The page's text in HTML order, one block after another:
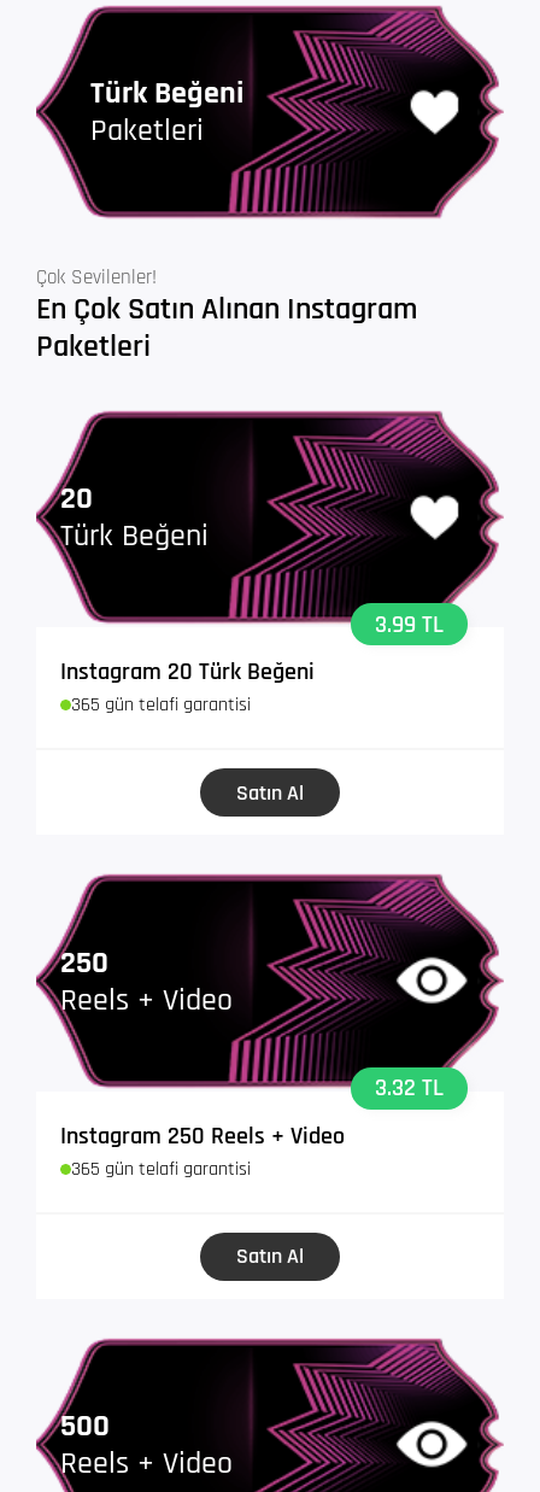
Türk Beğeni
Paketleri
Çok Sevilenler!
En Çok Satın Alınan Instagram
Paketleri
20
Türk Beğeni
3.99 TL
Instagram 20 Türk Beğeni
365 gün telafi garantisi
Satın Al
250
Reels + Video
3.32 TL
Instagram 250 Reels + Video
365 gün telafi garantisi
Satın Al
500
Reels + Video